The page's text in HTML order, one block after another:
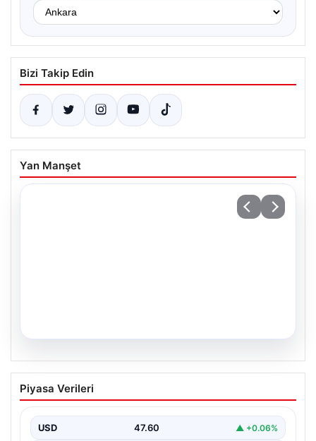
Bizi Takip Edin
Yan Manşet
03.08.2026
Nürnberg Havalimanı’nda ‘kuyruk’
kavgası: 11 yolcu uçağa alınmadı
Piyasa Verileri
USD 47.60 ▲ +0.06%